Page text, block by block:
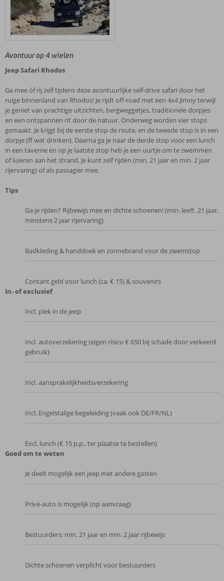
Avontuur op 4 wielen
Jeep Safari Rhodos
Ga mee óf rij zelf tijdens deze avontuurlijke self‑drive safari door het
ruige binnenland van Rhodos! Je rijdt off‑road met een 4x4 Jimny terwijl
je geniet van prachtige uitzichten, bergweggetjes, traditionele dorpjes
en een ontspannen rit door de natuur. Onderweg worden vier stops
gemaakt. Je krijgt bij de eerste stop de route, en de tweede stop is in een
dorpje (ff wat drinken). Daarna ga je naar de derde stop voor een lunch
in een taverne en op je laatste stop heb je een uurtje om te zwemmen
of luieren aan het strand. Je kunt zelf rijden (min. 21 jaar en min. 2 jaar
rijervaring) of als passagier mee.
Tips
Ga je rijden? Rijbewijs mee en dichte schoenen! (min. leeft. 21 jaar,
minstens 2 jaar rijervaring)
Badkleding & handdoek en zonnebrand voor de zwemstop
Contant geld voor lunch (ca. € 15) & souvenirs
In- of exclusief
Incl. plek in de jeep
Incl. autoverzekering (eigen risico € 650 bij schade door verkeerd
gebruik)
Incl. aansprakelijkheidsverzekering
Incl. Engelstalige begeleiding (vaak ook DE/FR/NL)
Excl. lunch (€ 15 p.p., ter plaatse te bestellen)
Goed om te weten
Je deelt mogelijk een jeep met andere gasten
Privé‑auto is mogelijk (op aanvraag)
Bestuurders: min. 21 jaar en min. 2 jaar rijbewijs
Dichte schoenen verplicht voor bestuurders